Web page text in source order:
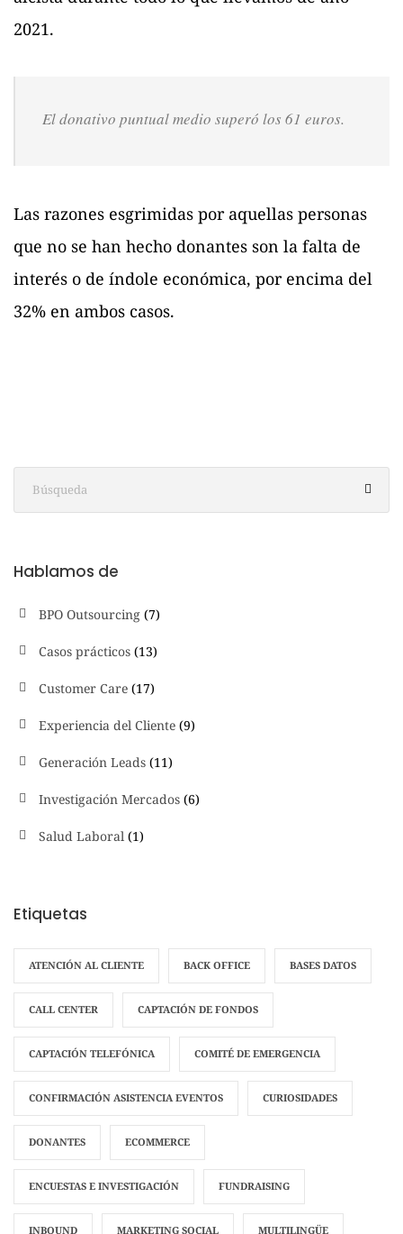
2021.
El donativo puntual medio superó los 61 euros.
Las razones esgrimidas por aquellas personas
que no se han hecho donantes son la falta de
interés o de índole económica, por encima del
32% en ambos casos.
Hablamos de
BPO Outsourcing (7)
Casos prácticos (13)
Customer Care (17)
Experiencia del Cliente (9)
Generación Leads (11)
Investigación Mercados (6)
Salud Laboral (1)
Etiquetas
ATENCIÓN AL CLIENTE BACK OFFICE BASES DATOS
CALL CENTER CAPTACIÓN DE FONDOS
CAPTACIÓN TELEFÓNICA COMITÉ DE EMERGENCIA
CONFIRMACIÓN ASISTENCIA EVENTOS CURIOSIDADES
DONANTES ECOMMERCE
ENCUESTAS E INVESTIGACIÓN FUNDRAISING
INBOUND MARKETING SOCIAL MULTILINGÜE